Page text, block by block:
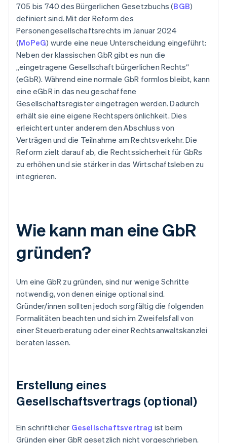
705 bis 740 des Bürgerlichen Gesetzbuchs (BGB)
definiert sind. Mit der Reform des
Personengesellschaftsrechts im Januar 2024
(MoPeG) wurde eine neue Unterscheidung eingeführt:
Neben der klassischen GbR gibt es nun die
„eingetragene Gesellschaft bürgerlichen Rechts“
(eGbR). Während eine normale GbR formlos bleibt, kann
eine eGbR in das neu geschaffene
Gesellschaftsregister eingetragen werden. Dadurch
erhält sie eine eigene Rechtspersönlichkeit. Dies
erleichtert unter anderem den Abschluss von
Verträgen und die Teilnahme am Rechtsverkehr. Die
Reform zielt darauf ab, die Rechtssicherheit für GbRs
zu erhöhen und sie stärker in das Wirtschaftsleben zu
integrieren.
Wie kann man eine GbR
gründen?
Um eine GbR zu gründen, sind nur wenige Schritte
notwendig, von denen einige optional sind.
Gründer/innen sollten jedoch sorgfältig die folgenden
Formalitäten beachten und sich im Zweifelsfall von
einer Steuerberatung oder einer Rechtsanwaltskanzlei
beraten lassen.
Erstellung eines
Gesellschaftsvertrags (optional)
Ein schriftlicher Gesellschaftsvertrag ist beim
Gründen einer GbR gesetzlich nicht vorgeschrieben.